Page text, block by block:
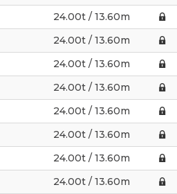
24.00t / 13.60m
24.00t / 13.60m
24.00t / 13.60m
24.00t / 13.60m
24.00t / 13.60m
24.00t / 13.60m
24.00t / 13.60m
24.00t / 13.60m